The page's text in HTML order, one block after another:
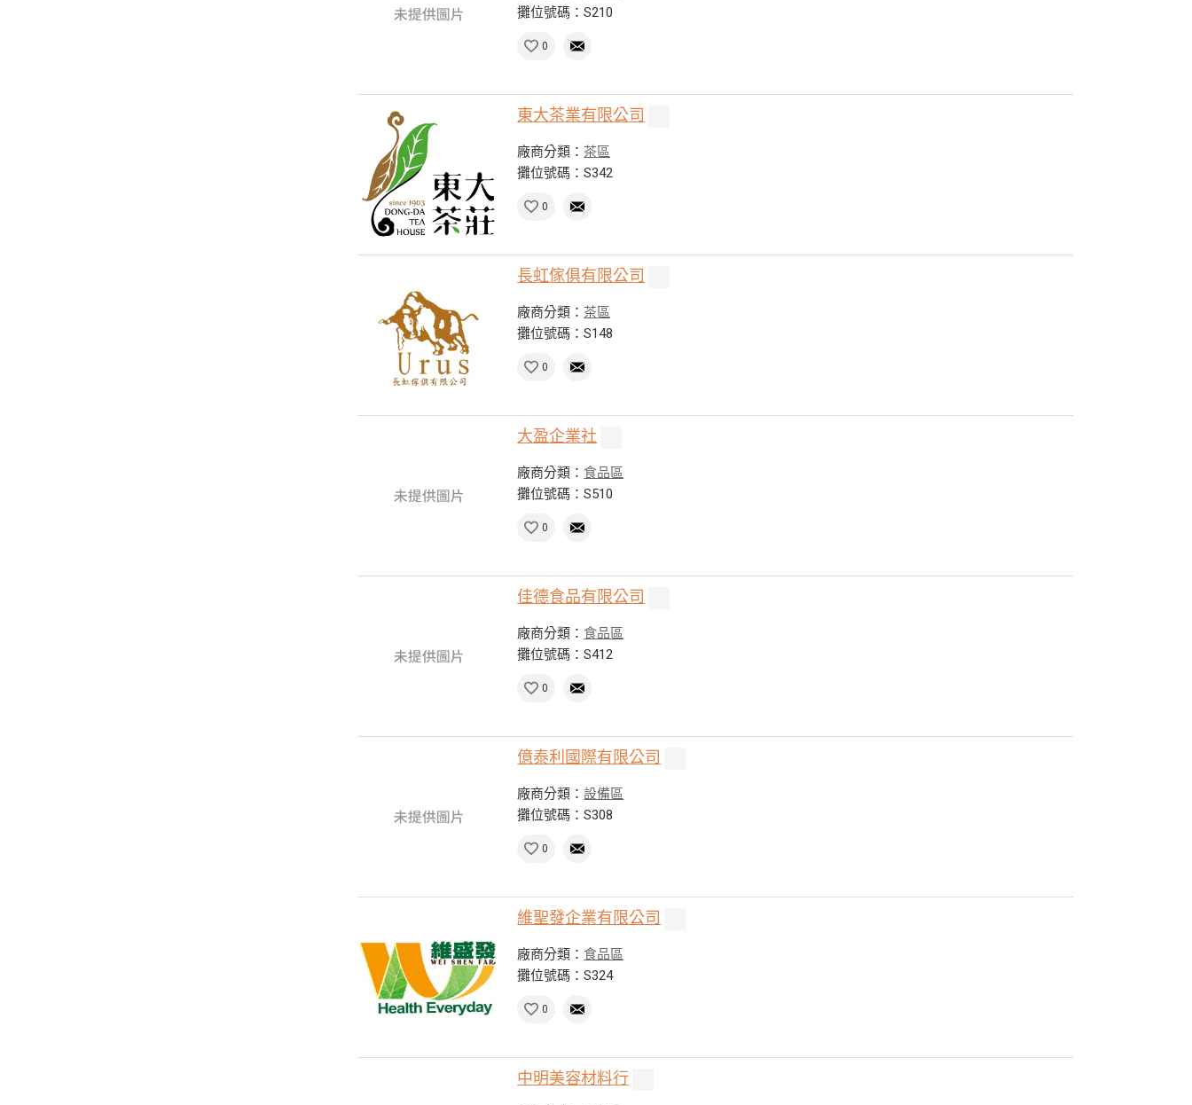
攤位號碼：S210
0
東大茶業有限公司
廠商分類：茶區
攤位號碼：S342
0
長虹傢俱有限公司
廠商分類：茶區
攤位號碼：S148
0
大盈企業社
廠商分類： 食品區
攤位號碼：S510
0
佳德食品有限公司
廠商分類： 食品區
攤位號碼：S412
0
億泰利國際有限公司
廠商分類：設備區
攤位號碼：S308
0
維聖發企業有限公司
廠商分類： 食品區
攤位號碼：S324
0
中明美容材料行